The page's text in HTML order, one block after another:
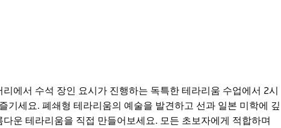
에서 수석 장인 요시가 진행하는 독특한 테라리움 수업에서 2시
기세요. 폐쇄형 테라리움의 예술을 발견하고 선과 일본 미학에 깊
운 테라리움을 직접 만들어보세요. 모든 초보자에게 적합하며